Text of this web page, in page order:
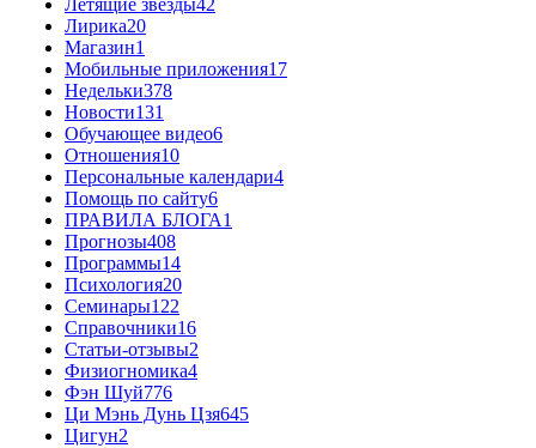
Летящие звёзды42
Лирика20
Магазин1
Мобильные приложения17
Недельки378
Новости131
Обучающее видео6
Отношения10
Персональные календари4
Помощь по сайту6
ПРАВИЛА БЛОГА1
Прогнозы408
Программы14
Психология20
Семинары122
Справочники16
Статьи-отзывы2
Физиогномика4
Фэн Шуй776
Ци Мэнь Дунь Цзя645
Цигун2